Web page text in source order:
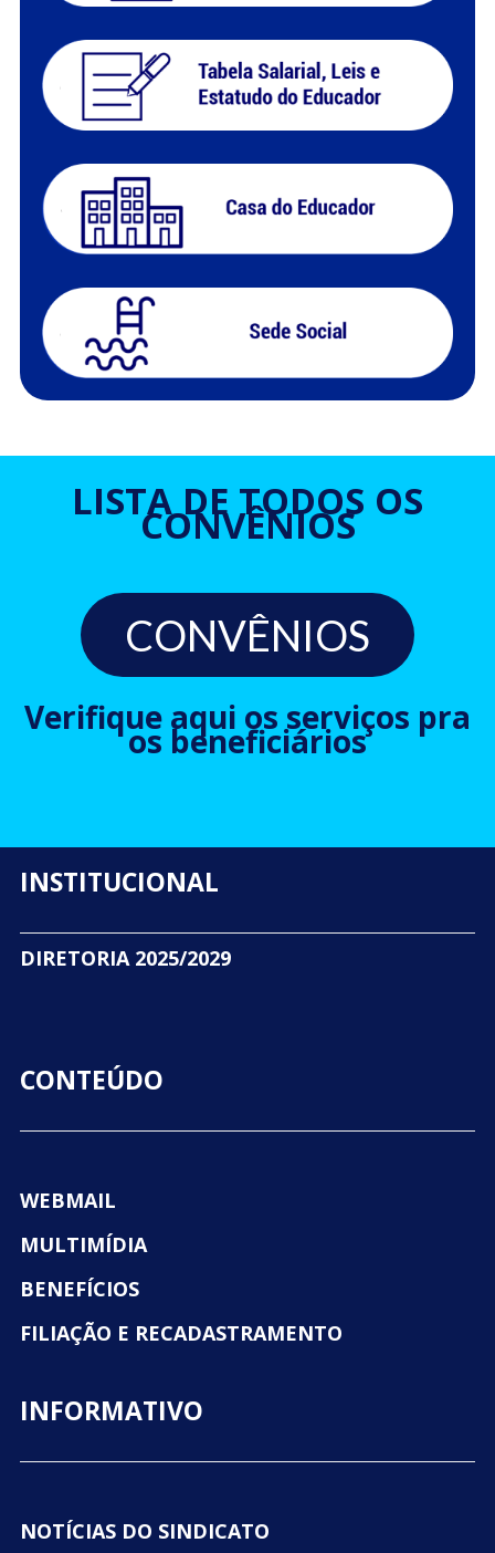
LISTA DE TODOS OS
CONVÊNIOS
CONVÊNIOS
Verifique aqui os serviços pra
os beneficiários
INSTITUCIONAL
DIRETORIA 2025/2029
CONTEÚDO
WEBMAIL
MULTIMÍDIA
BENEFÍCIOS
FILIAÇÃO E RECADASTRAMENTO
INFORMATIVO
NOTÍCIAS DO SINDICATO